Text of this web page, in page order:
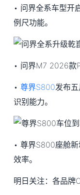
• 问界全系车型开
例尺功能。
• 问界M7 2026款
• 尊界S800发布
识别能力。
• 尊界S800座舱
效率。
明日关注：各品牌